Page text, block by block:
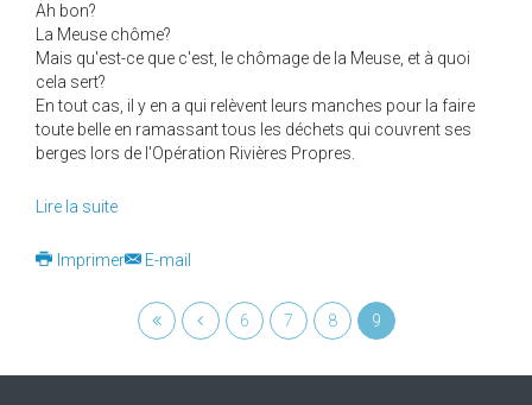
Ah bon?
La Meuse chôme?
Mais qu'est-ce que c'est, le chômage de la Meuse, et à quoi
cela sert?
En tout cas, il y en a qui relèvent leurs manches pour la faire
toute belle en ramassant tous les déchets qui couvrent ses
berges lors de l'Opération Rivières Propres.
Lire la suite
Imprimer E-mail
6 7 8 9